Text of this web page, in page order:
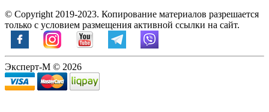
© Copyright 2019-2023. Копирование материалов разрешается
только с условием размещения активной ссылки на сайт.
Эксперт-М © 2026